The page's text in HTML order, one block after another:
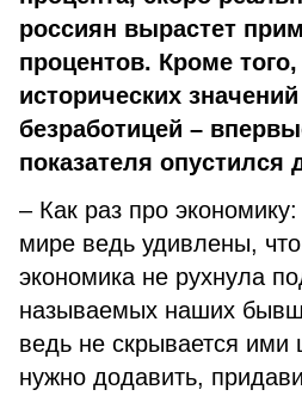
россиян вырастет
процентов. Кроме
исторических
безработицей –
показателя опустился
– Как раз про
мире ведь удивлены,
экономика не рухнула
называемых наших
ведь не скрывается ими
нужно додавить,